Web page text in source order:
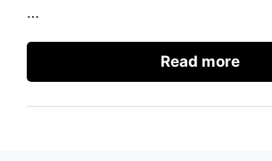
…
Read more